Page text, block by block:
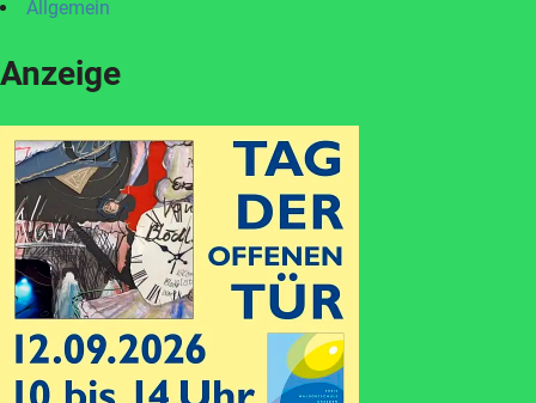
Allgemein
Anzeige